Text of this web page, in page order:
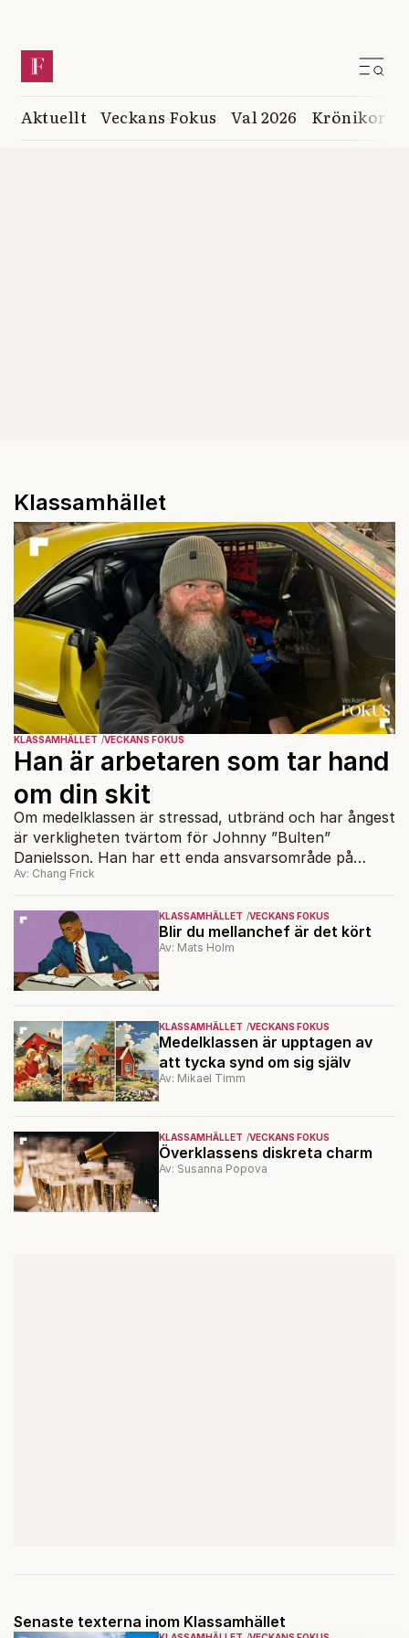
Aktuellt Veckans Fokus Val 2026 Krönikor
Klassamhället
KLASSAMHÄLLET VECKANS FOKUS
Blir du mellanchef är det kört
Av: Mats Holm
KLASSAMHÄLLET VECKANS FOKUS
Medelklassen är upptagen av
att tycka synd om sig själv
Av: Mikael Timm
KLASSAMHÄLLET VECKANS FOKUS
Överklassens diskreta charm
Av: Susanna Popova
KLASSAMHÄLLET VECKANS FOKUS
Han är arbetaren som tar hand
om din skit
Om medelklassen är stressad, utbränd och har ångest
är verkligheten tvärtom för Johnny ”Bulten”
Danielsson. Han har ett enda ansvarsområde på
jobbet: spola rent i ditt avloppsrör. Det händer att
HR-chefen som harvar runt med floskler.
Av: Chang Frick
Senaste texterna inom Klassamhället